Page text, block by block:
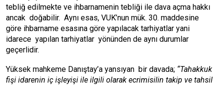
tebliğ edilmekte ve ihbarnamenin tebliği ile dava açma hakkı
ancak doğabilir. Aynı esas, VUK’nun mük. 30. maddesine
göre ihbarname esasına göre yapılacak tarhiyatlar yani
idarece yapılan tarhiyatlar yönünden de aynı durumlar
geçerlidir.
Yüksek mahkeme Danıştay’a yansıyan bir davada; “Tahakkuk
fişi idarenin iç işleyişi ile ilgili olarak ecrimisilin takip ve tahsil